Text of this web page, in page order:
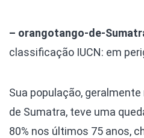
– orangotango-de-
classificação IUCN: em
Sua população,
de Sumatra, teve uma
80% nos últimos 75 anos,